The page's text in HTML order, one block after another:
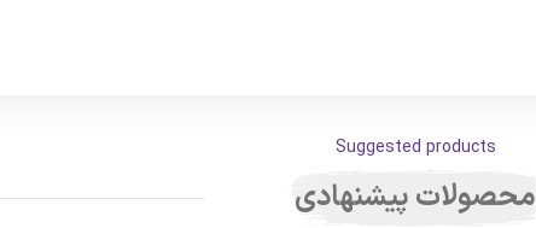
Suggested products
محصولات پیشنهادی